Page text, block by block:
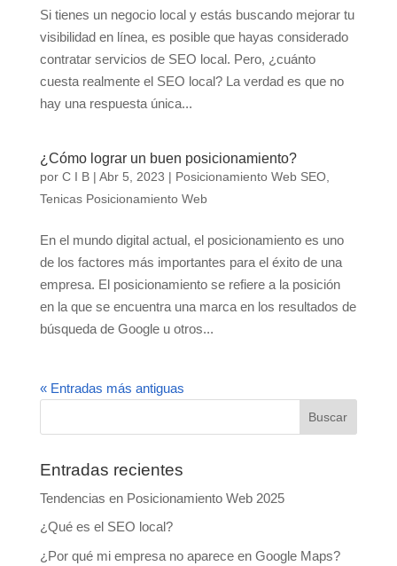
Si tienes un negocio local y estás buscando mejorar tu
visibilidad en línea, es posible que hayas considerado
contratar servicios de SEO local. Pero, ¿cuánto
cuesta realmente el SEO local? La verdad es que no
hay una respuesta única...
¿Cómo lograr un buen posicionamiento?
por C I B| Abr 5, 2023 | Posicionamiento Web SEO,
Tenicas Posicionamiento Web
En el mundo digital actual, el posicionamiento es uno
de los factores más importantes para el éxito de una
empresa. El posicionamiento se refiere a la posición
en la que se encuentra una marca en los resultados de
búsqueda de Google u otros...
« Entradas más antiguas
Entradas recientes
Tendencias en Posicionamiento Web 2025
¿Qué es el SEO local?
¿Por qué mi empresa no aparece en Google Maps?